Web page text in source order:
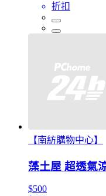
折扣
【南紡購物中心】
藻土屋 超透氣
$500